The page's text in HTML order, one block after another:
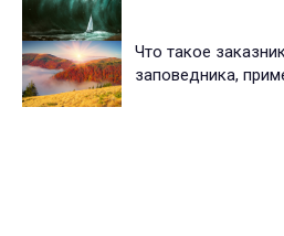
Что такое
заповедника,